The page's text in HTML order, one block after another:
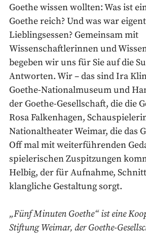
Goethe wissen wollten: Was ist
Goethe reich? Und was war
Lieblingsessen? Gemeinsam mit
Wissenschaftlerinnen und
begeben wir uns für Sie auf die
Antworten. Wir – das sind Ira
Goethe-Nationalmuseum und
der Goethe-Gesellschaft, die die
Rosa Falkenhagen,
Nationaltheater Weimar, die das
Off mal mit weiterführenden
spielerischen Zuspitzungen
Helbig, der für Aufnahme,
klangliche Gestaltung sorgt.
„Fünf Minuten Goethe“ ist eine
Stiftung Weimar, der Goethe-